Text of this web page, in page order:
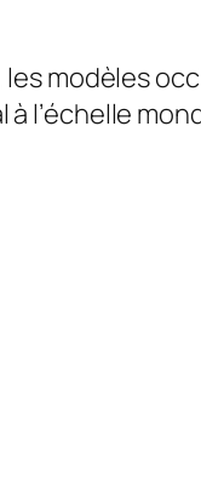
modèles
l’échelle